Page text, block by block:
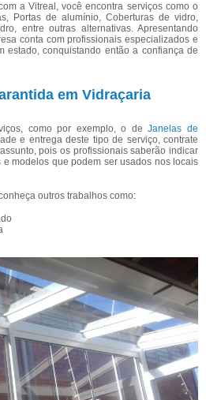
a Vitreal, você encontra serviços como o
Portas de alumínio, Coberturas de vidro,
entre outras alternativas. Apresentando
conta com profissionais especializados e
estado, conquistando então a confiança de
em Vidraçaria
como por exemplo, o deJanelas de
e entrega deste tipo de serviço, contrate
pois os profissionais saberão indicar
modelos que podem ser usados nos locais
outros trabalhos como: